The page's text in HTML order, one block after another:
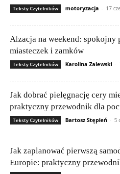
Teksty Czytelników motoryzacja - 17
Alzacja na weekend: spokojny
miasteczek i zamków
Teksty Czytelników Karolina Zalewski -
Jak dobrać pielęgnację cery
praktyczny przewodnik dla
Teksty Czytelników Bartosz Stępień - 5
Jak zaplanować pierwszą
Europie: praktyczny